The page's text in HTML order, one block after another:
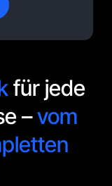
für jede
–vom